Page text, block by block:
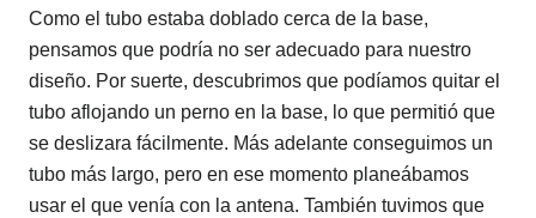
Como el tubo estaba doblado cerca de la base,
pensamos que podría no ser adecuado para nuestro
diseño. Por suerte, descubrimos que podíamos quitar el
tubo aflojando un perno en la base, lo que permitió que
se deslizara fácilmente. Más adelante conseguimos un
tubo más largo, pero en ese momento planeábamos
usar el que venía con la antena. También tuvimos que